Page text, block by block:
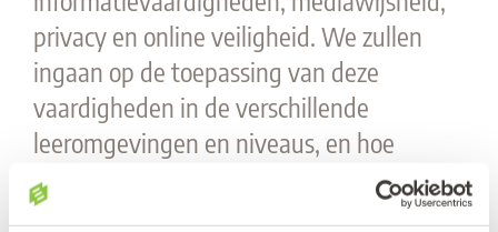
privacy en online veiligheid. We zullen
ingaan op de toepassing van deze
vaardigheden in de verschillende
leeromgevingen en niveaus, en hoe
deelnemers deze vaardigheden kunnen
integreren in hun lespraktijk. Deelnemers